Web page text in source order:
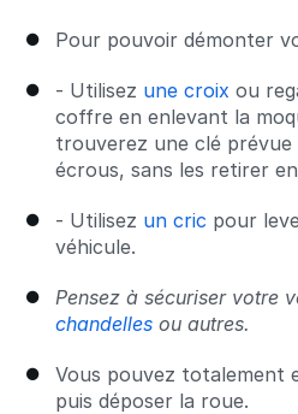
Pour pouvoir démonter
- Utilisez une croix ou
coffre en enlevant la
trouverez une clé
écrous, sans les retirer
- Utilisez un cric pour
véhicule.
Pensez à sécuriser votre
chandelles ou autres.
Vous pouvez totalement
puis déposer la roue.